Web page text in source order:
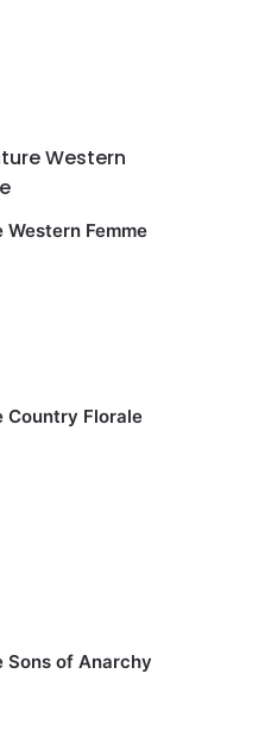
Femme
Country Florale
Sons of Anarchy